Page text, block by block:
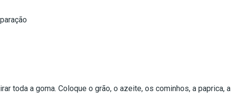
toda a goma. Coloque o grão, o azeite, os cominhos, a paprica, a